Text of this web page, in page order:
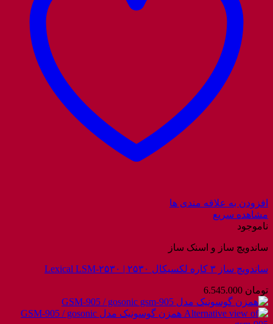
افزودن به علاقه مندی ها
مشاهده سریع
ناموجود
ساندویچ ساز و اسنک ساز
ساندویچ ساز ۳ کاره لکسیکال ۲۵۳۰ | Lexical LSM-۲۵۳۰
تومان